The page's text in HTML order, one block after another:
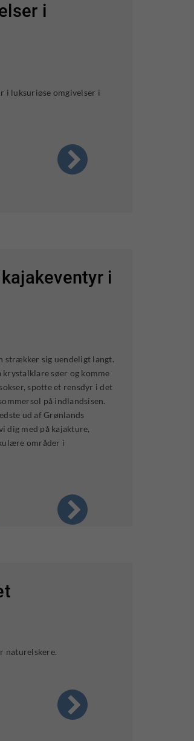
i
i luksuriøse omgivelser i
i
strækker sig uendeligt langt.
søer og komme
spotte et rensdyr i det
på indlandsisen.
ud af Grønlands
dig med på kajakture,
områder i
naturelskere.